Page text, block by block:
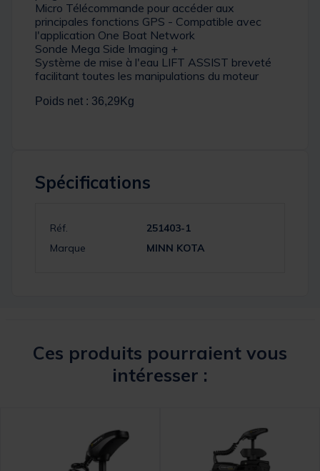
Micro Télécommande pour accéder aux
principales fonctions GPS - Compatible avec
l'application One Boat Network
Sonde Mega Side Imaging +
Système de mise à l'eau LIFT ASSIST breveté
facilitant toutes les manipulations du moteur
Poids net : 36,29Kg
Spécifications
Réf.
251403-1
Marque
MINN KOTA
Ces produits pourraient vous
intéresser :